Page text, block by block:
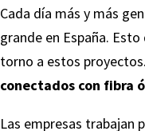
Cada día más y más
grande en España.
torno a estos
conectados con fibra
Las empresas trabajan